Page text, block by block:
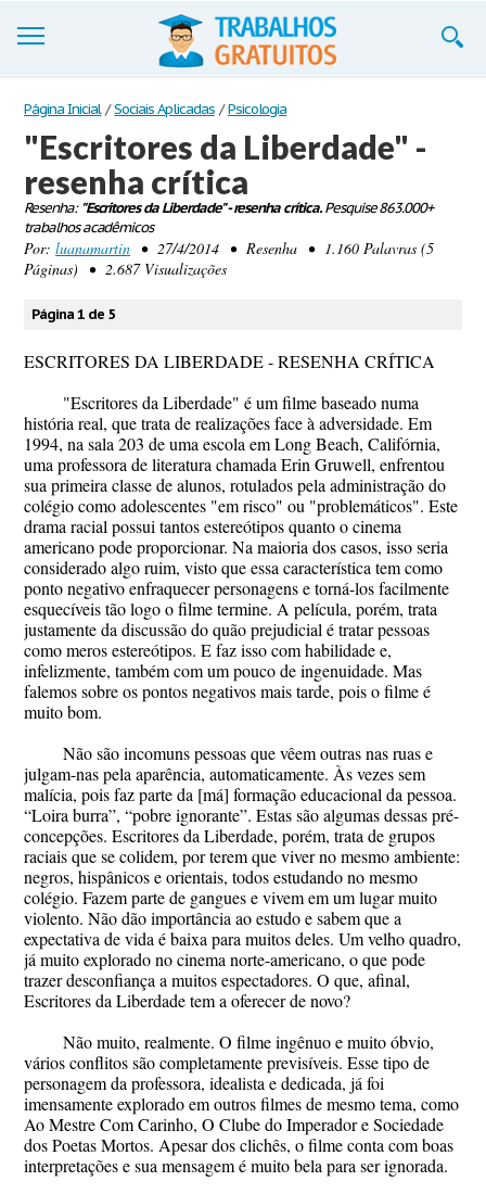
Trabalhos
Cadastre-se
Entre
Blog
Página Inicial / Sociais Aplicadas / Psicologia
"Escritores da Liberdade" -
resenha crítica
Resenha: "Escritores da Liberdade" - resenha crítica.Pesquise 863.000+
trabalhos acadêmicos
Por: luanamartin • 27/4/2014 • Resenha • 1.160 Palavras (5
Páginas) • 2.687 Visualizações
Página 1 de 5
ESCRITORES DA LIBERDADE - RESENHA CRÍTICA
"Escritores da Liberdade" é um filme baseado numa
história real, que trata de realizações face à adversidade. Em
1994, na sala 203 de uma escola em Long Beach, Califórnia,
uma professora de literatura chamada Erin Gruwell, enfrentou
sua primeira classe de alunos, rotulados pela administração do
colégio como adolescentes "em risco" ou "problemáticos". Este
drama racial possui tantos estereótipos quanto o cinema
americano pode proporcionar. Na maioria dos casos, isso seria
considerado algo ruim, visto que essa característica tem como
ponto negativo enfraquecer personagens e torná-los facilmente
esquecíveis tão logo o filme termine. A película, porém, trata
justamente da discussão do quão prejudicial é tratar pessoas
como meros estereótipos. E faz isso com habilidade e,
infelizmente, também com um pouco de ingenuidade. Mas
falemos sobre os pontos negativos mais tarde, pois o filme é
muito bom.
Não são incomuns pessoas que vêem outras nas ruas e
julgam-nas pela aparência, automaticamente. Às vezes sem
malícia, pois faz parte da [má] formação educacional da pessoa.
“Loira burra”, “pobre ignorante”. Estas são algumas dessas pré-
concepções. Escritores da Liberdade, porém, trata de grupos
raciais que se colidem, por terem que viver no mesmo ambiente:
negros, hispânicos e orientais, todos estudando no mesmo
colégio. Fazem parte de gangues e vivem em um lugar muito
violento. Não dão importância ao estudo e sabem que a
expectativa de vida é baixa para muitos deles. Um velho quadro,
já muito explorado no cinema norte-americano, o que pode
trazer desconfiança a muitos espectadores. O que, afinal,
Escritores da Liberdade tem a oferecer de novo?
Não muito, realmente. O filme ingênuo e muito óbvio,
vários conflitos são completamente previsíveis. Esse tipo de
personagem da professora, idealista e dedicada, já foi
imensamente explorado em outros filmes de mesmo tema, como
Ao Mestre Com Carinho, O Clube do Imperador e Sociedade
dos Poetas Mortos. Apesar dos clichês, o filme conta com boas
interpretações e sua mensagem é muito bela para ser ignorada.